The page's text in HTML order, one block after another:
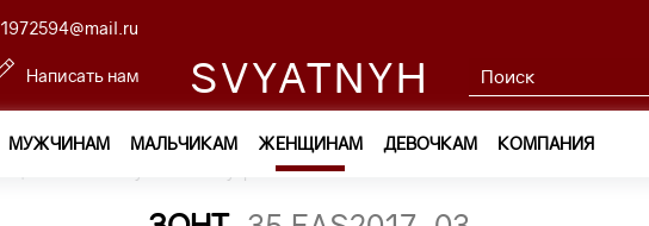
1972594@mail.ru
Написать нам SVYATNYH
МУЖЧИНАМ МАЛЬЧИКАМ ЖЕНЩИНАМ ДЕВОЧКАМ КОМПАНИЯ
— Зонты